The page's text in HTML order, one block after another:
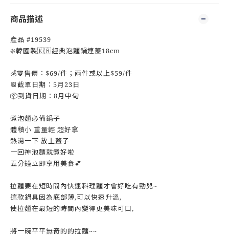
商品描述
產品 #19539
❇️韓國製🇰🇷經典泡麵鍋連蓋18cm
💰零售價：$69/件；兩件或以上$59/件
📆截單日期：5月23日
📦到貨日期：8月中旬
煮泡麵必備鍋子
體積小 重量輕 超好拿
熱湯一下 放上蓋子
一回神泡麵就煮好啦
五分鐘立即享用美食💕
拉麵要在短時間內快速料理麵才會好吃有勁兒~
這款鍋具因為底部薄,可以快速升溫,
使拉麵在最短的時間內變得更美味可口,
將一碗平平無奇的的拉麵~~